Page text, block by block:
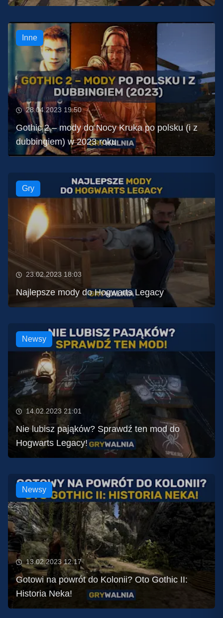
Inne
28.04.2023 19:50
Gothic 2 – mody do Nocy Kruka po polsku (i z
dubbingiem) w 2023 roku
Gry
23.02.2023 18:03
Najlepsze mody do Hogwarts Legacy
Newsy
14.02.2023 21:01
Nie lubisz pająków? Sprawdź ten mod do
Hogwarts Legacy!
Newsy
13.02.2023 12:17
Gotowi na powrót do Kolonii? Oto Gothic II:
Historia Neka!